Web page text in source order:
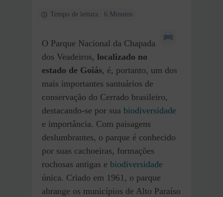
Tempo de leitura : 6 Minutos
O Parque Nacional da Chapada
dos Veadeiros, localizado no
estado de Goiás, é, portanto, um dos
mais importantes santuários de
conservação do Cerrado brasileiro,
destacando-se por sua biodiversidade
e importância. Com paisagens
deslumbrantes, o parque é conhecido
por suas cachoeiras, formações
rochosas antigas e biodiversidade
única. Criado em 1961, o parque
abrange os municípios de Alto Paraíso